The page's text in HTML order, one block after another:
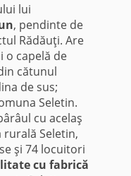
lui
, pendinte de
Rădăuţi. Are
o capelă de
că­tunul
de sus;
Seletin.
cu acelaş
Seletin,
şi 74 locuitori
cu fabrică